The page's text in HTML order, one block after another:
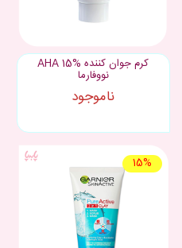
کرم جوان کننده AHA 15%
نووفارما
ناموجود
15%